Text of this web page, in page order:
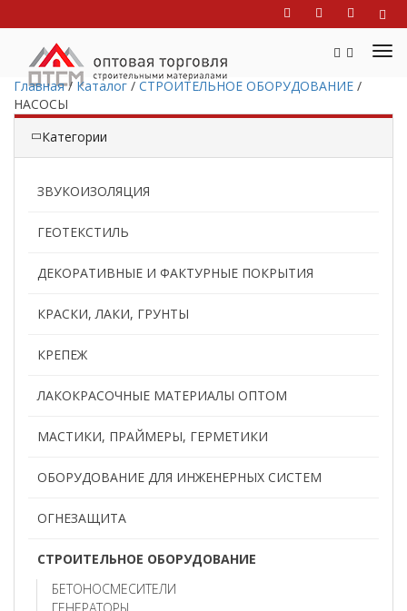
Главная /Каталог / СТРОИТЕЛЬНОЕ ОБОРУДОВАНИЕ /
НАСОСЫ
Категории
ЗВУКОИЗОЛЯЦИЯ
ГЕОТЕКСТИЛЬ
ДЕКОРАТИВНЫЕ И ФАКТУРНЫЕ ПОКРЫТИЯ
КРАСКИ, ЛАКИ, ГРУНТЫ
КРЕПЕЖ
ЛАКОКРАСОЧНЫЕ МАТЕРИАЛЫ ОПТОМ
МАСТИКИ, ПРАЙМЕРЫ, ГЕРМЕТИКИ
ОБОРУДОВАНИЕ ДЛЯ ИНЖЕНЕРНЫХ СИСТЕМ
ОГНЕЗАЩИТА
СТРОИТЕЛЬНОЕ ОБОРУДОВАНИЕ
БЕТОНОСМЕСИТЕЛИ